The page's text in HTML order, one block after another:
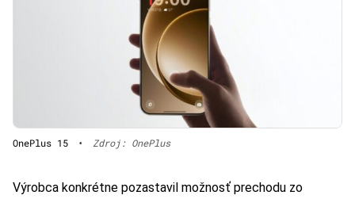
OnePlus 15 • Zdroj: OnePlus
Výrobca konkrétne pozastavil možnosť prechodu zo